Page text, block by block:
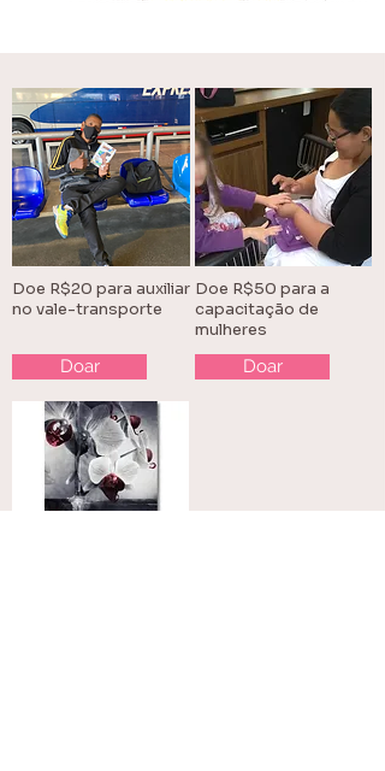
Doe R$20 para auxiliar
no vale-transporte
Doar
Doe R$50 para a
capacitação de
mulheres
Doar